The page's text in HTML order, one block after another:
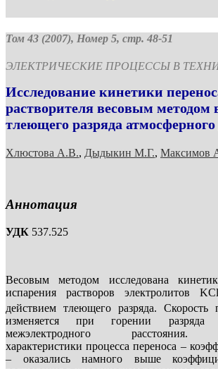
Том 43 (2007), Номер 5, стр. 48-51
ЭЛЕКТРИЧЕСКИЕ ПРОЦЕССЫ В
Исследование кинетики
растворителя весовым методом
тлеющего разряда
Хлюстова А.В., Дыдыкин М.Г., Максимов
Аннотация
УДК 537.525
Весовым методом исследована
испарения растворов электролитов
действием тлеющего разряда. Скорость
изменяется при горении
межэлектродного расстояния.
характеристики процесса переноса –
– оказались намного выше